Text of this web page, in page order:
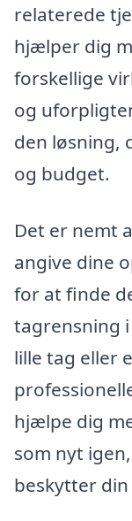
relaterede
hjælper dig
forskellige
og
den løsning,
og budget.
Det er nemt
angive dine
for at finde
tagrensning
lille tag eller
hjælpe dig
som nyt
beskytter